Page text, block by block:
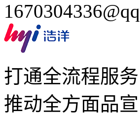
打通全流程服务
推动全方面品宣